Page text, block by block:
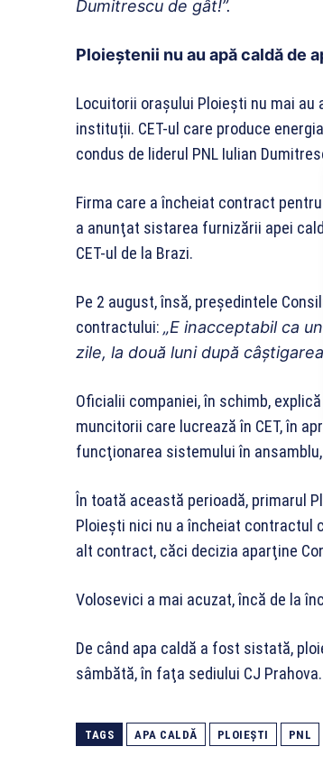
Dumitrescu de gât!”.
Ploieștenii nu au apă caldă de
Locuitorii orașului Ploiești nu mai au
instituții. CET-ul care produce
condus de liderul PNL Iulian
Firma care a încheiat contract
a anunţat sistarea furnizării apei
CET-ul de la Brazi.
Pe 2 august, însă, preşedintele
contractului: „E inacceptabil ca
zile, la două luni după câştigarea
Oficialii companiei, în schimb,
muncitorii care lucrează în CET, în
funcţionarea sistemului în
În toată această perioadă, primarul
Ploieşti nici nu a încheiat contractul
alt contract, căci decizia aparţine
Volosevici a mai acuzat, încă de la
De când apa caldă a fost sistată,
sâmbătă, în faţa sediului CJ Prahova.
TAGS APA CALDĂ PLOIEȘTI PNL